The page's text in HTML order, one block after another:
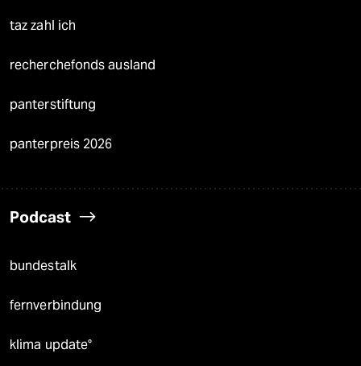
taz zahl ich
recherchefonds ausland
panterstiftung
panterpreis 2026
Podcast
bundestalk
fernverbindung
klima update°